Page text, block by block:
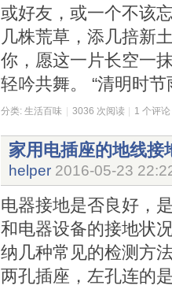
或好友，或一个不该
几株荒草，添几掊新
你，愿这一片长空一
轻吟共舞。 “清明时节
分类: 生活百味 3036 次阅读 1 个评论
家用电插座的地线接
helper 2016-05-23
电器接地是否良好，
和电器设备的接地状
纳几种常见的检测方
两孔插座，左孔连的